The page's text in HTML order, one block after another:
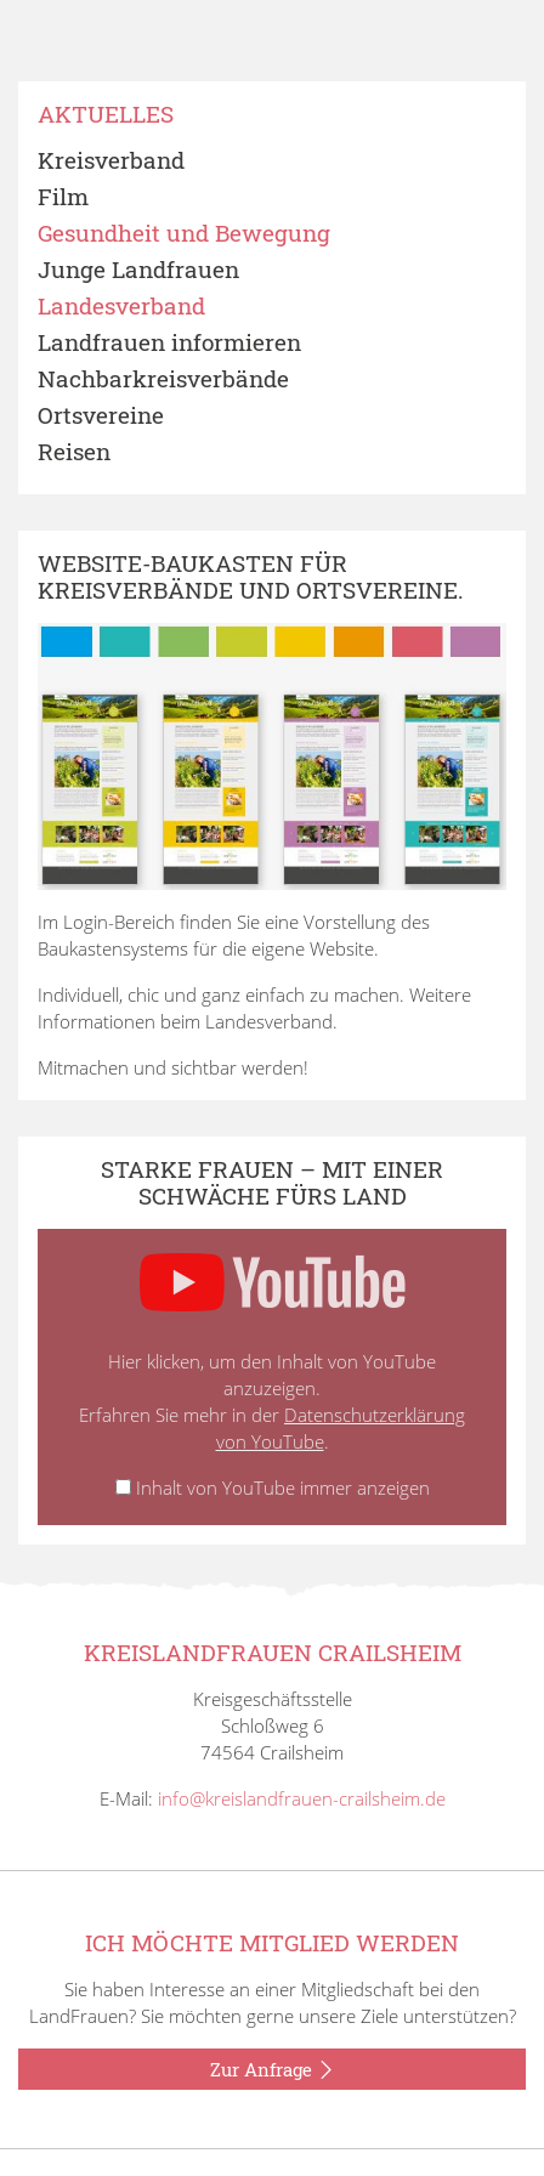
AKTUELLES
Kreisverband
Film
Gesundheit und Bewegung
Junge Landfrauen
Landesverband
Landfrauen informieren
Nachbarkreisverbände
Ortsvereine
Reisen
WEBSITE-BAUKASTEN FÜR
KREISVERBÄNDE UND ORTSVEREINE.
Im Login-Bereich finden Sie eine Vorstellung des
Baukastensystems für die eigene Website.
Individuell, chic und ganz einfach zu machen. Weitere
Informationen beim Landesverband.
Mitmachen und sichtbar werden!
STARKE FRAUEN – MIT EINER
SCHWÄCHE FÜRS LAND
Hier klicken, um den Inhalt von YouTube
anzuzeigen.
Erfahren Sie mehr in der Datenschutzerklärung
von YouTube.
Inhalt von YouTube immer anzeigen
KREISLANDFRAUEN CRAILSHEIM
Kreisgeschäftsstelle
Schloßweg 6
74564 Crailsheim
E-Mail: info@kreislandfrauen-crailsheim.de
ICH MÖCHTE MITGLIED WERDEN
Sie haben Interesse an einer Mitgliedschaft bei den
LandFrauen? Sie möchten gerne unsere Ziele unterstützen?
Zur Anfrage